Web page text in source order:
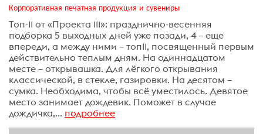
Корпоративная печатная продукция и сувениры
Топ-11 от «Проекта 111»: празднично-весенняя
подборка 5 выходных дней уже позади, 4 – еще
впереди, а между ними – топ11, посвященный первым
действительно теплым дням. На одиннадцатом
месте – открывашка. Для лёгкого открывания
классической, в стекле, газировки. На десятом –
сумка. Необходима, чтобы всё уместилось. Девятое
место занимает дождевик. Поможет в случае
дождичка,... подробнее